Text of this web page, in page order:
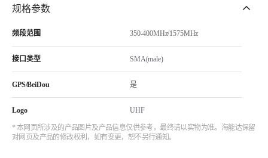
规格参数
频段范围 350-400MHz/1575MHz
接口类型 SMA(male)
GPS/BeiDou 是
Logo UHF
* 本网页所涉及的产品图片及产品信息仅供参考，最终请以实物为准。海能达保留
对网页及产品的修改权利，如有变更，恕不另行通知。